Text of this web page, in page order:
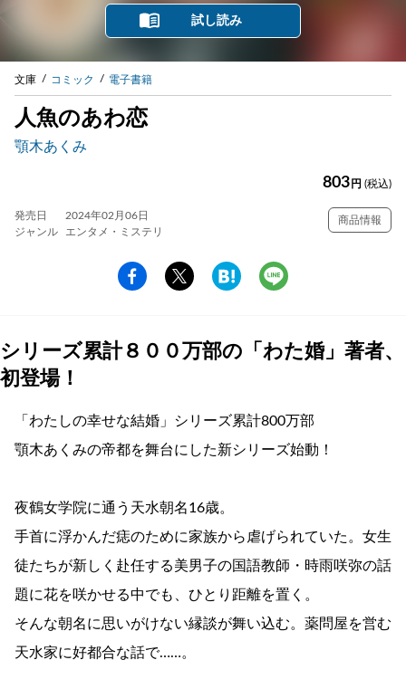
試し読み
文庫 コミック 電子書籍
人魚のあわ恋
顎木あくみ
803 円 (税込)
発売日
2024年02月06日
ジャンル
エンタメ・ミステリ
商品情報
シリーズ累計８００万部の「わた婚」著者、
初登場！
「わたしの幸せな結婚」シリーズ累計800万部
顎木あくみの帝都を舞台にした新シリーズ始動！
夜鶴女学院に通う天水朝名16歳。
手首に浮かんだ痣のために家族から虐げられていた。女生
徒たちが新しく赴任する美男子の国語教師・時雨咲弥の話
題に花を咲かせる中でも、ひとり距離を置く。
そんな朝名に思いがけない縁談が舞い込む。薬問屋を営む
天水家に好都合な話で……。